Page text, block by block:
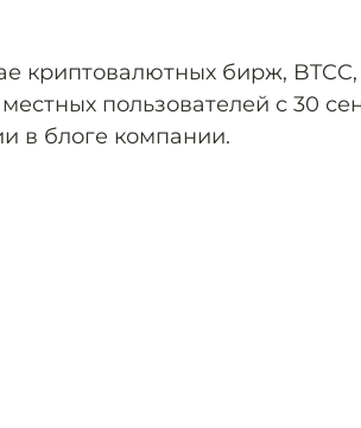
криптовалютных бирж, BTCC,
пользователей с 30
в блоге компании.